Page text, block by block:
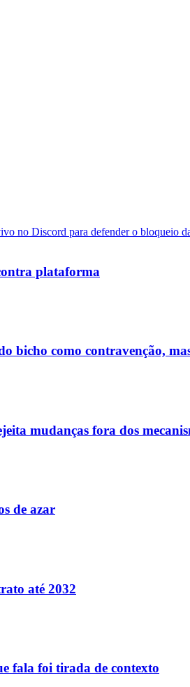
plataforma
bicho como contravenção,
mudanças fora dos
de azar
até 2032
fala foi tirada de contexto